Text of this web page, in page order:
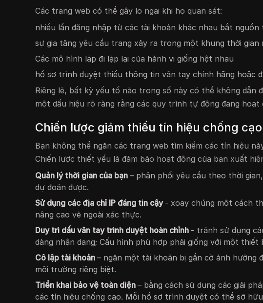
Các trang web có thể gây lo ngại khi họ quan sát:
nhiều lần đăng nhập từ các tài khoản khác nhau bắt
sự gia tăng yêu cầu trang xảy ra trong một khung thời
Các mô hình lặp đi lặp lại của hành vi giống hệt nhau
hồ sơ trình duyệt thiếu thông tin vân tay chính hãng hoặc
Riêng lẻ, bất kỳ yếu tố nào trong số này có thể không dẫn
một dấu hiệu rõ ràng rằng các quy trình tự động đang hoạt
Chiến lược giảm thiểu tín hiệu chống cạo
Bạn không thể ngăn các trang web tìm kiếm các tín hiệu
Chiến lược thiết yếu là đảm bảo hoạt động của bạn xuất
Quản lý thời gian của bạn – phân phối yêu cầu theo thời
dự đoán được.
Sử dụng các địa chỉ IP đáng tin cậy - xoay chúng một cách
nâng cao vẻ ngoài xác thực.
Duy trì dấu vân tay trình duyệt hoàn chỉnh - tránh sử dụng
dàng nhận dạng; Cấu hình phù hợp phải giống với một thiết
Cô lập tài khoản – ngăn một tài khoản bị gắn cờ ảnh hưởng
môi trường riêng biệt.
Triển khai bảo vệ toàn diện – bằng cách sử dụng các giải
các tín hiệu chống cạo. Mỗi hồ sơ trình duyệt có thể sở